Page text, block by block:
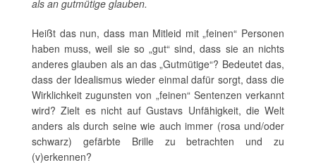
als an gutmütige glauben.
Heißt das nun, dass man Mitleid mit „feinen“ Personen
haben muss, weil sie so „gut“ sind, dass sie an nichts
anderes glauben als an das „Gutmütige“? Bedeutet das,
dass der Idealismus wieder einmal dafür sorgt, dass die
Wirklichkeit zugunsten von „feinen“ Sentenzen verkannt
wird? Zielt es nicht auf Gustavs Unfähigkeit, die Welt
anders als durch seine wie auch immer (rosa und/oder
schwarz) gefärbte Brille zu betrachten und zu
(v)erkennen?